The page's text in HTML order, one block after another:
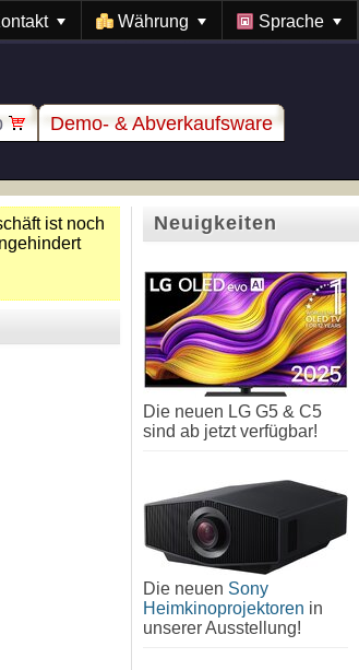
Währung Sprache
Demo- & Abverkaufsware
ist noch
Neuigkeiten
Die neuen LG G5 & C5
sind ab jetzt verfügbar!
Die neuen Sony
Heimkinoprojektoren in
unserer Ausstellung!